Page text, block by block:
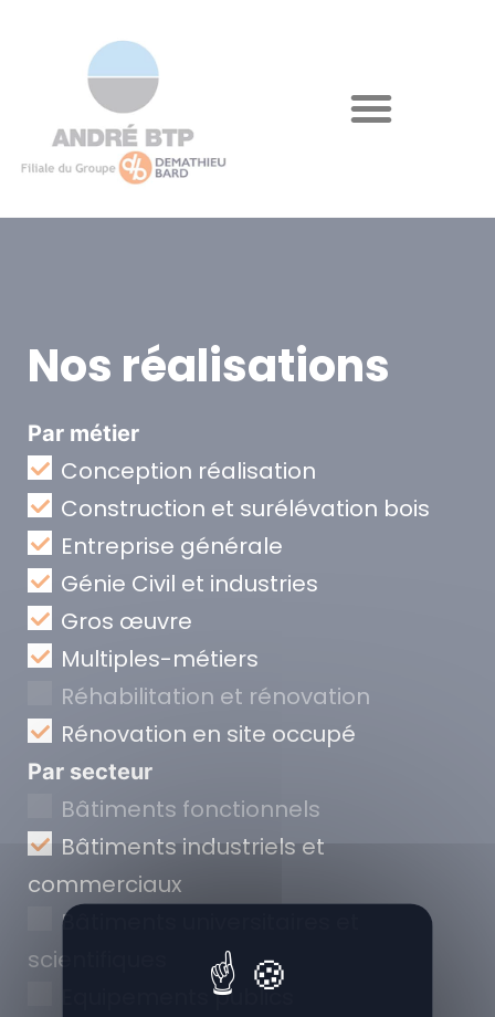
Nos réalisations
Par métier
Conception réalisation
Construction et surélévation bois
Entreprise générale
Génie Civil et industries
Gros œuvre
Multiples-métiers
Réhabilitation et rénovation
Rénovation en site occupé
Par secteur
Bâtiments fonctionnels
Bâtiments industriels et
commerciaux
Bâtiments universitaires et
scientifiques
Equipements publics